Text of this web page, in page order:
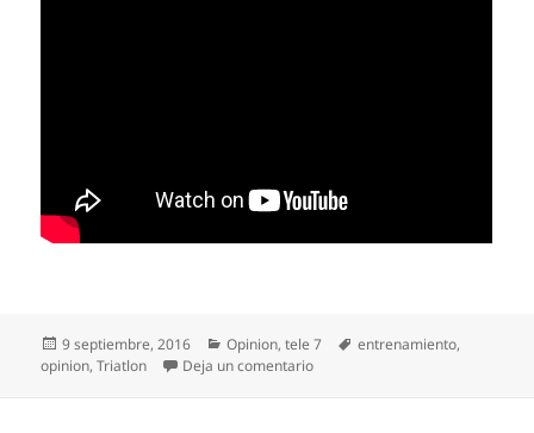
Publicado
el
9 septiembre, 2016 Categorías
Opinion,tele 7 Etiquetas
entrenamiento,
opinion,Triatlon Deja un comentarioen Septiembre el mes de los